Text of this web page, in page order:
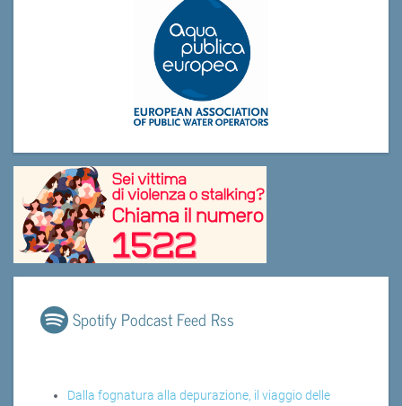
Spotify Podcast Feed Rss
Dalla fognatura alla depurazione, il viaggio delle